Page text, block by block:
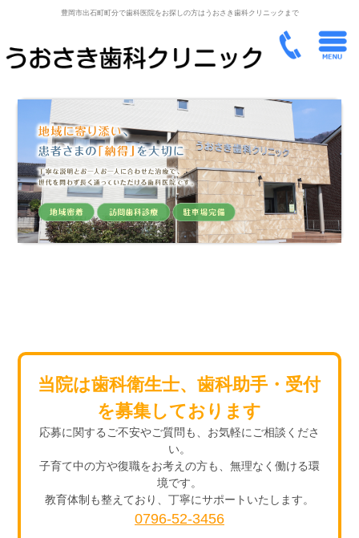
豊岡市出石町町分で歯科医院をお探しの方はうおさき歯科クリニックまで
当院は歯科衛生士、歯科助手・受付
を募集しております
応募に関するご不安やご質問も、お気軽にご相談くださ
い。
子育て中の方や復職をお考えの方も、無理なく働ける環
境です。
教育体制も整えており、丁寧にサポートいたします。
0796-52-3456